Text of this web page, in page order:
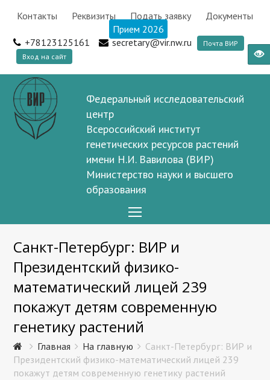
Контакты Реквизиты Подать заявку
Документы
Прием 2026
+78123125161
secretary@vir.nw.ru
Почта ВИР
Вход на сайт
Федеральный исследовательский
центр
Всероссийский институт
генетических ресурсов растений
имени Н.И. Вавилова (ВИР)
Министерство науки и высшего
образования
Menu
Санкт-Петербург: ВИР и
Президентский физико-
математический лицей 239
покажут детям современную
генетику растений
Главная На главную
Санкт-Петербург: ВИР и
Президентский физико-математический лицей 239
покажут детям современную генетику растений